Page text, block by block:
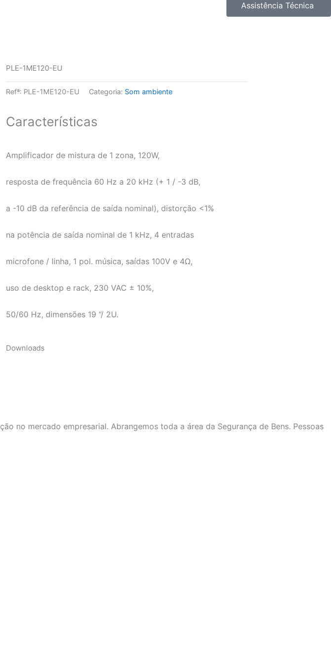
Assistência Técnica
PLE-1ME120-EU
Refª: PLE-1ME120-EU Categoria: Som ambiente
Características
Amplificador de mistura de 1 zona, 120W,
resposta de frequência 60 Hz a 20 kHz (+ 1 / -3 dB,
a -10 dB da referência de saída nominal), distorção <1%
na potência de saída nominal de 1 kHz, 4 entradas
microfone / linha, 1 pol. música, saídas 100V e 4Ω,
uso de desktop e rack, 230 VAC ± 10%,
50/60 Hz, dimensões 19 “/ 2U.
Downloads
no mercado empresarial. Abrangemos toda a área da Segurança de Bens. Pessoas